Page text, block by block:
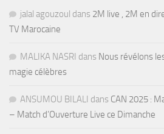
jalal agouzoul dans 2M live , 2M en
TV Marocaine
MALIKA NASRI dans Nous révélons
magie célèbres
ANSUMOU BILALI dans CAN 2025 :
– Match d’Ouverture Live ce Dimanche